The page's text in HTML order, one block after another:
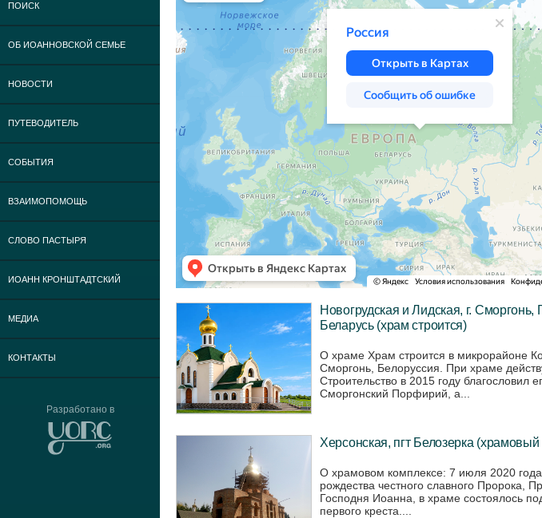
ПОИСК
ОБ ИОАННОВСКОЙ СЕМЬЕ
НОВОСТИ
ПУТЕВОДИТЕЛЬ
СОБЫТИЯ
ВЗАИМОПОМОЩЬ
СЛОВО ПАСТЫРЯ
ИОАНН КРОНШТАДТСКИЙ
МЕДИА
КОНТАКТЫ
Разработано в
Новогрудская и Лидская, г. Сморгонь,
Беларусь (храм строится)
О храме Храм строится в микрорайоне
Сморгонь, Белоруссия. При храме
Строительство в 2015 году благословил
Сморгонский Порфирий, а...
Херсонская, пгт Белозерка (храмовый
О храмовом комплексе: 7 июля 2020
рождества честного славного Пророка,
Господня Иоанна, в храме состоялось
первого креста....